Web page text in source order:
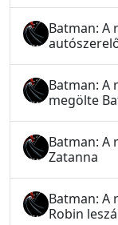
Batman: A
Batman: A
megölte
Batman: A
Zatanna
Batman: A
Robin